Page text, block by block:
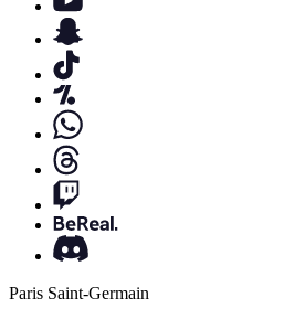
Paris Saint-Germain